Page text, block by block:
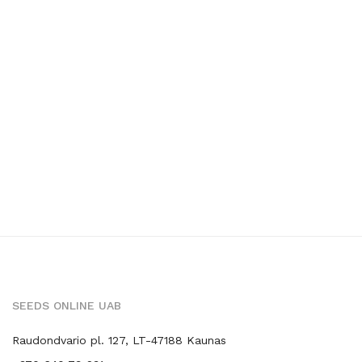
SEEDS ONLINE UAB
Raudondvario pl. 127, LT-47188 Kaunas